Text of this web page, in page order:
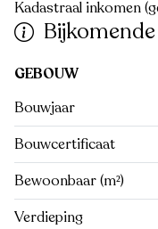
Kadastraal inkomen
GEBOUW
Bouwjaar
Bouwcertificaat
Bewoonbaar (m²)
Verdieping